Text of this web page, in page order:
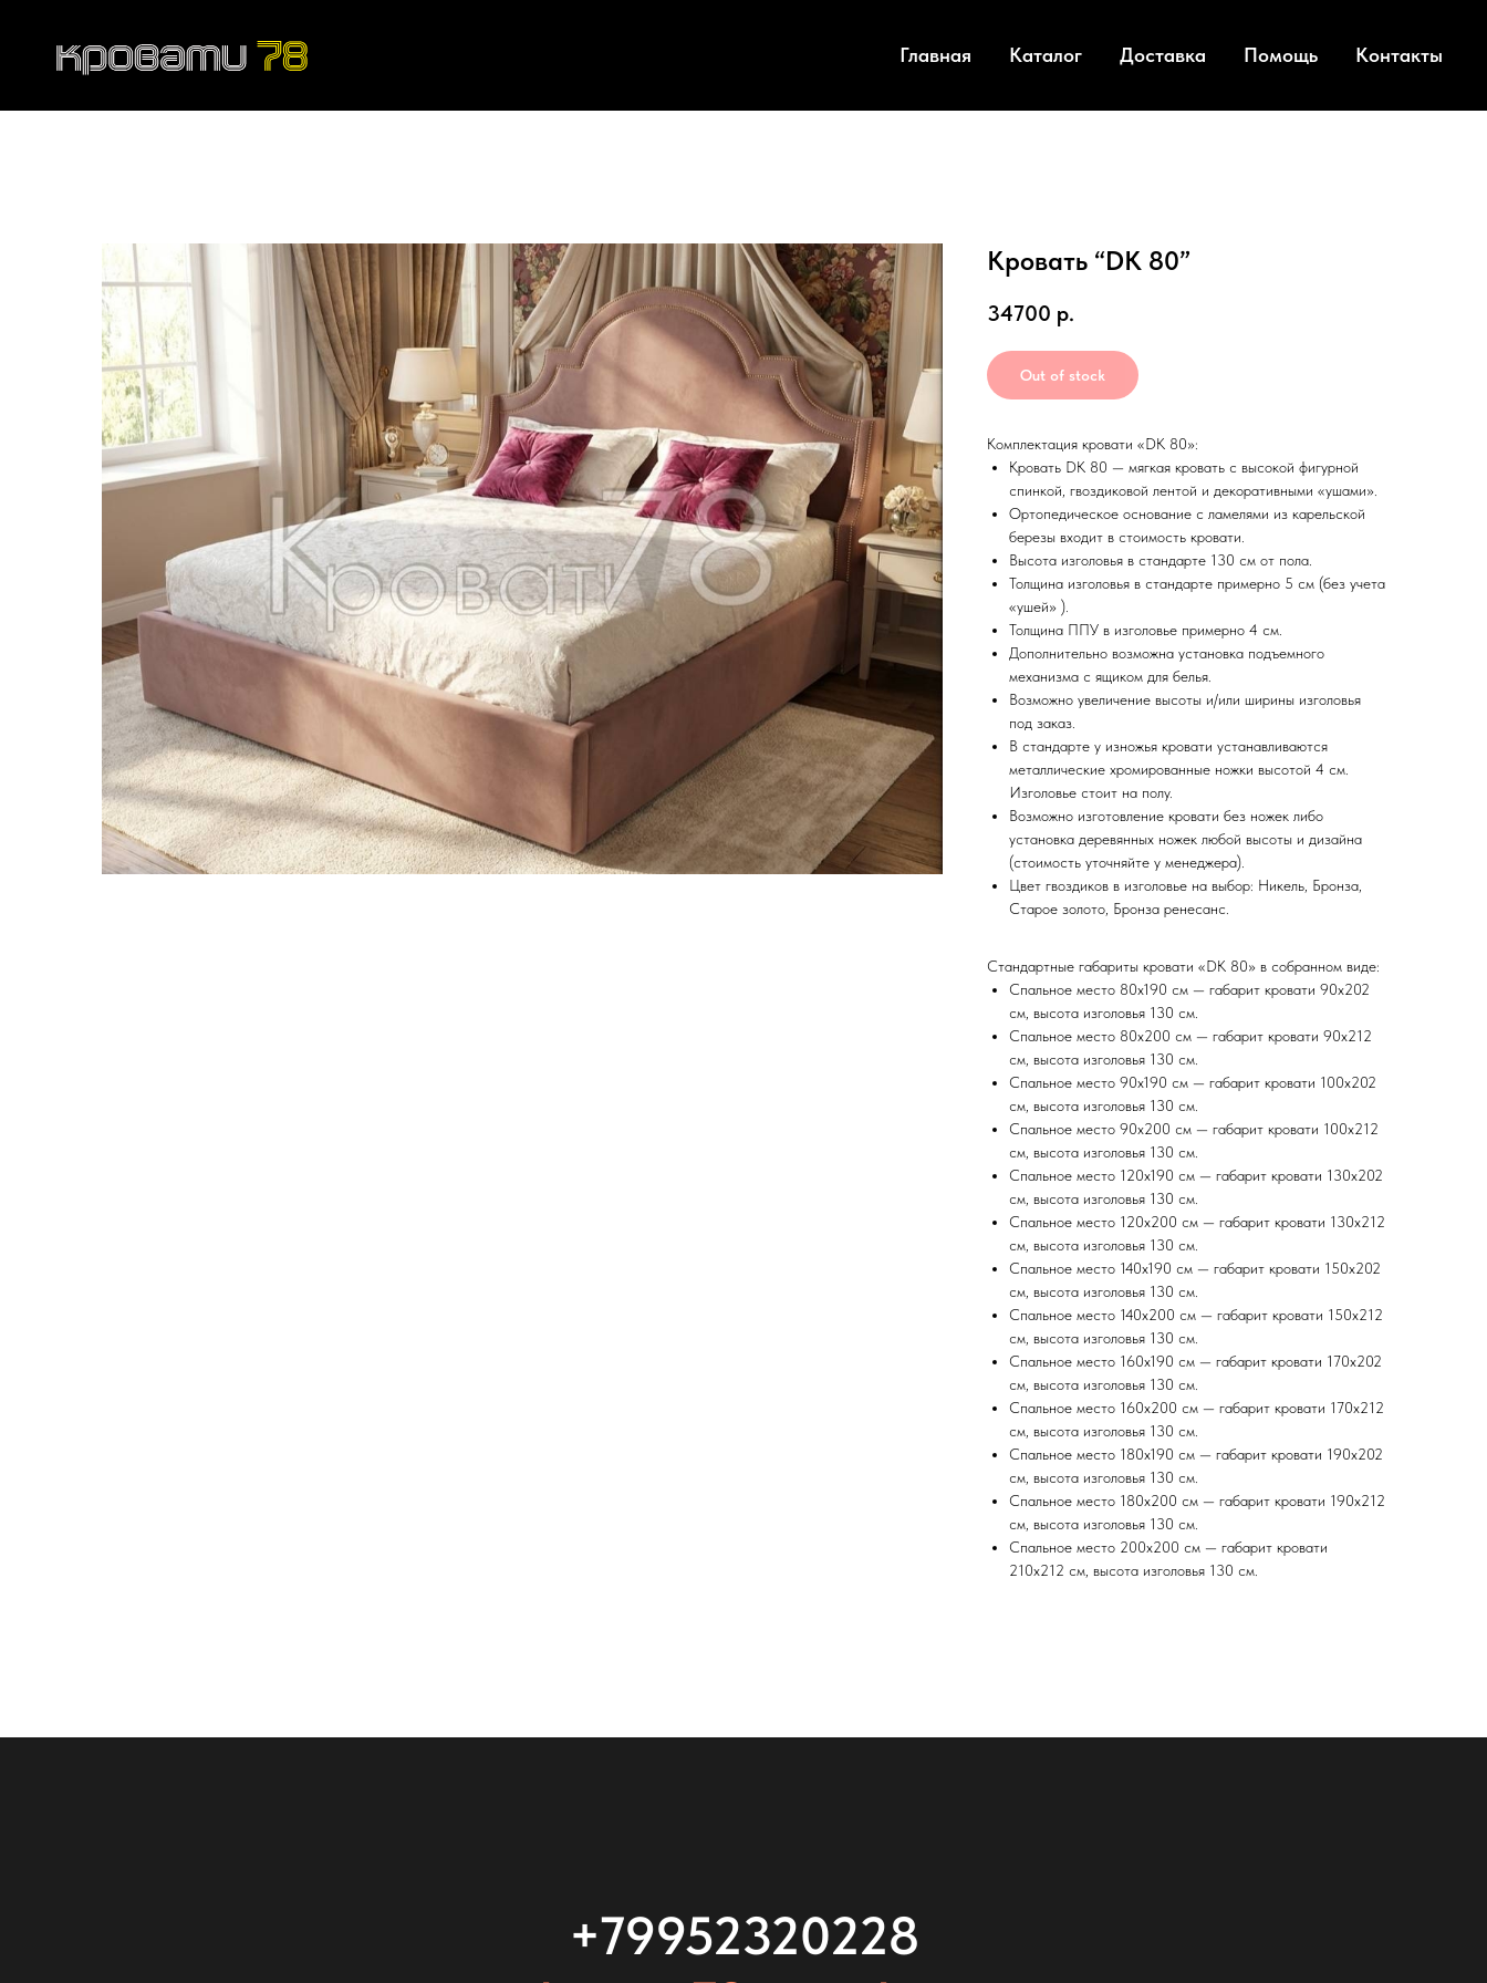
Главная Каталог Доставка Помощь Контакты
Кровать “DK 80”
34700 р.
Out of stock
Комплектация кровати «DK 80»:
Кровать DK 80 — мягкая кровать с высокой фигурной
спинкой, гвоздиковой лентой и декоративными «ушами».
Ортопедическое основание с ламелями из карельской
березы входит в стоимость кровати.
Высота изголовья в стандарте 130 см от пола.
Толщина изголовья в стандарте примерно 5 см (без учета
«ушей» ).
Толщина ППУ в изголовье примерно 4 см.
Дополнительно возможна установка подъемного
механизма с ящиком для белья.
Возможно увеличение высоты и/или ширины изголовья
под заказ.
В стандарте у изножья кровати устанавливаются
металлические хромированные ножки высотой 4 см.
Изголовье стоит на полу.
Возможно изготовление кровати без ножек либо
установка деревянных ножек любой высоты и дизайна
(стоимость уточняйте у менеджера).
Цвет гвоздиков в изголовье на выбор: Никель, Бронза,
Старое золото, Бронза ренесанс.
Стандартные габариты кровати «DK 80» в собранном виде:
Спальное место 80х190 см — габарит кровати 90х202
см, высота изголовья 130 см.
Спальное место 80х200 см — габарит кровати 90х212
см, высота изголовья 130 см.
Спальное место 90х190 см — габарит кровати 100х202
см, высота изголовья 130 см.
Спальное место 90х200 см — габарит кровати 100х212
см, высота изголовья 130 см.
Спальное место 120х190 см — габарит кровати 130х202
см, высота изголовья 130 см.
Спальное место 120х200 см — габарит кровати 130х212
см, высота изголовья 130 см.
Спальное место 140х190 см — габарит кровати 150х202
см, высота изголовья 130 см.
Спальное место 140х200 см — габарит кровати 150х212
см, высота изголовья 130 см.
Спальное место 160х190 см — габарит кровати 170х202
см, высота изголовья 130 см.
Спальное место 160х200 см — габарит кровати 170х212
см, высота изголовья 130 см.
Спальное место 180х190 см — габарит кровати 190х202
см, высота изголовья 130 см.
Спальное место 180х200 см — габарит кровати 190х212
см, высота изголовья 130 см.
Спальное место 200х200 см — габарит кровати
210х212 см, высота изголовья 130 см.
+79952320228